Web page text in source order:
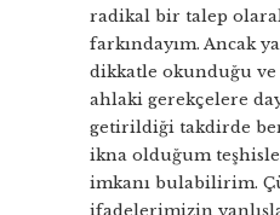
radikal bir talep
farkındayım. Ancak
dikkatle okunduğu
ahlaki gerekçelere
getirildiği takdirde
ikna olduğum
imkanı bulabilirim.
ifadelerimizin